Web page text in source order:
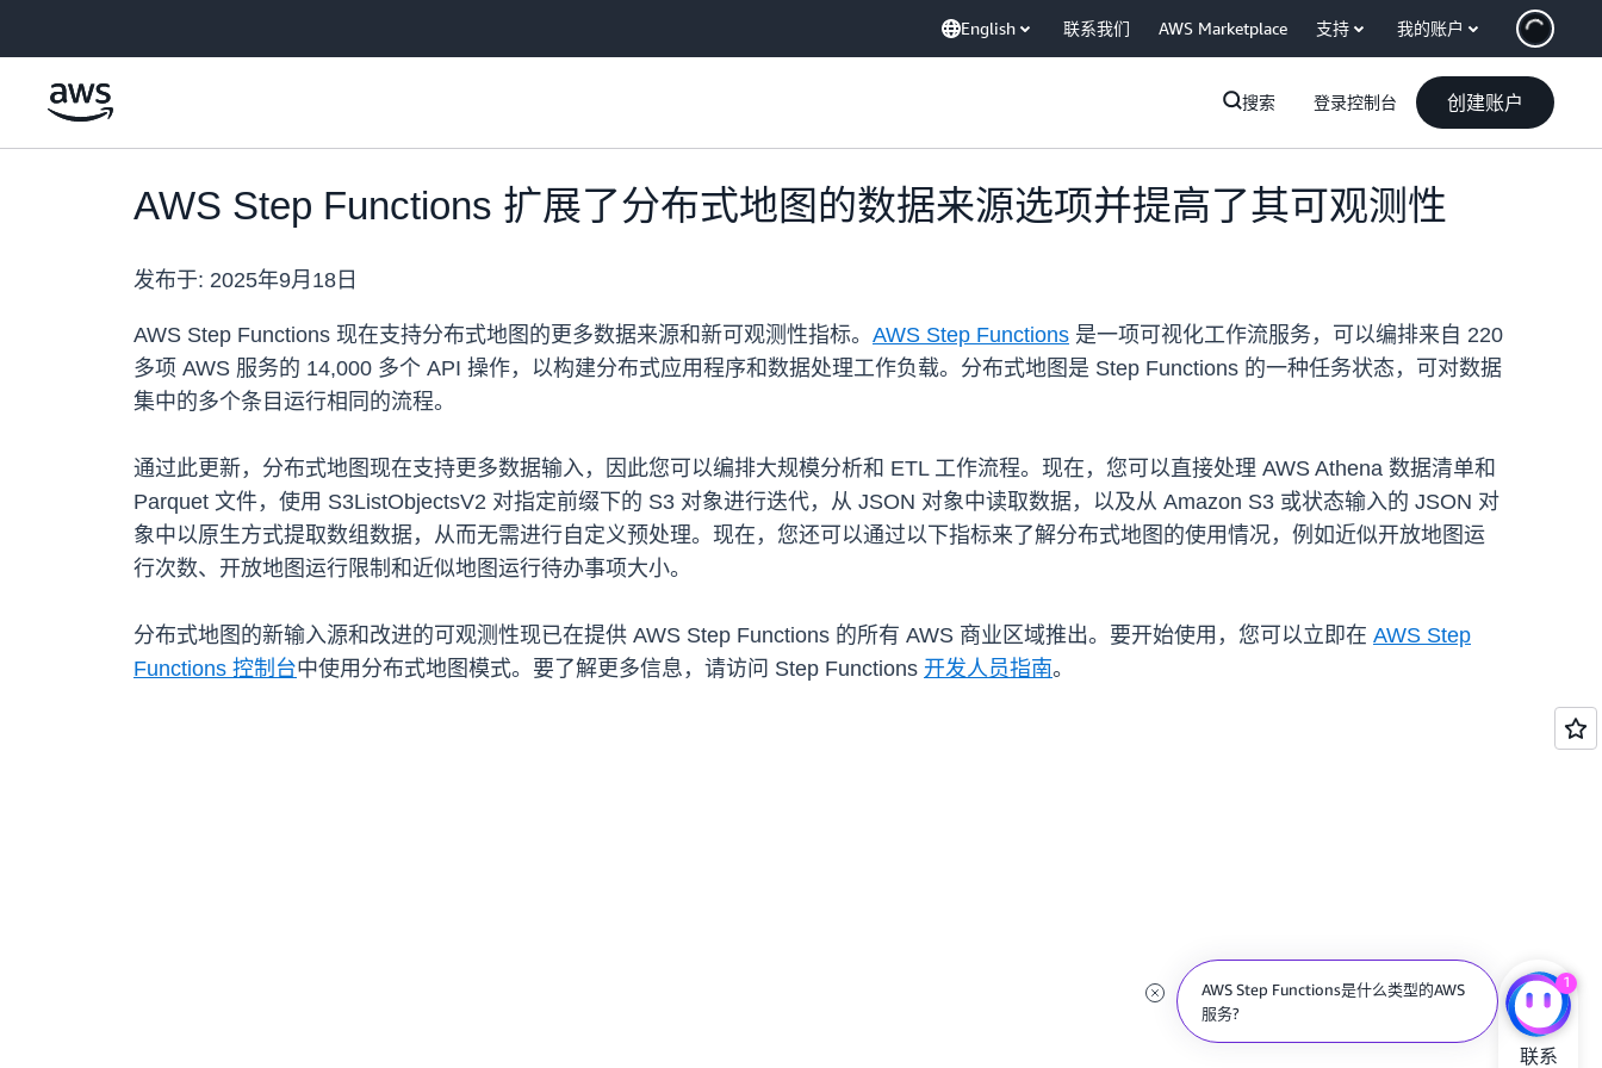
English 联系我们 AWS Marketplace 支持 我的账户
搜索 登录控制台 创建账户
AWS Step Functions 扩展了分布式地图的数据来源选项并提高了其可观测性
发布于: 2025年9月18日
AWS Step Functions 现在支持分布式地图的更多数据来源和新可观测性指标。 AWS Step Functions 是一项可视化工作流服务，可以编排来自 220
多项 AWS 服务的 14,000 多个 API 操作，以构建分布式应用程序和数据处理工作负载。分布式地图是 Step Functions 的一种任务状态，可对数据
集中的多个条目运行相同的流程。
通过此更新，分布式地图现在支持更多数据输入，因此您可以编排大规模分析和 ETL 工作流程。现在，您可以直接处理 AWS Athena 数据清单和
Parquet 文件，使用 S3ListObjectsV2 对指定前缀下的 S3 对象进行迭代，从 JSON 对象中读取数据，以及从 Amazon S3 或状态输入的 JSON 对
象中以原生方式提取数组数据，从而无需进行自定义预处理。现在，您还可以通过以下指标来了解分布式地图的使用情况，例如近似开放地图运
行次数、开放地图运行限制和近似地图运行待办事项大小。
分布式地图的新输入源和改进的可观测性现已在提供 AWS Step Functions 的所有 AWS 商业区域推出。要开始使用，您可以立即在 AWS Step
Functions 控制台中使用分布式地图模式。要了解更多信息，请访问 Step Functions 开发人员指南。
AWS Step Functions是什么类型的AWS
服务?
1
联系